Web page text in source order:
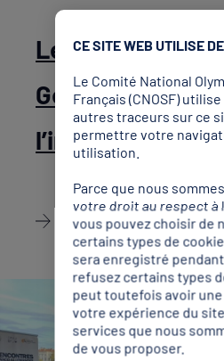
Le Service
Génération
l’international !
Découvrir
CE SITE WEB UTILISE
Le Comité National
Français (CNOSF)
autres traceurs sur ce
permettre votre
utilisation.
Parce que nous
votre droit au respect à
vous pouvez choisir de
certains types de
sera enregistré
refusez certains types
peut toutefois avoir
votre expérience du
services que nous
de vous proposer.